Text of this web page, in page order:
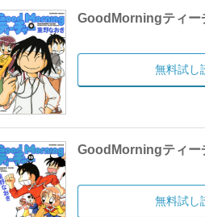
GoodMorningティー
無料試し
GoodMorningティー
無料試し